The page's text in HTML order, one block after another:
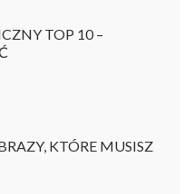
TOP 10 –
KTÓRE MUSISZ